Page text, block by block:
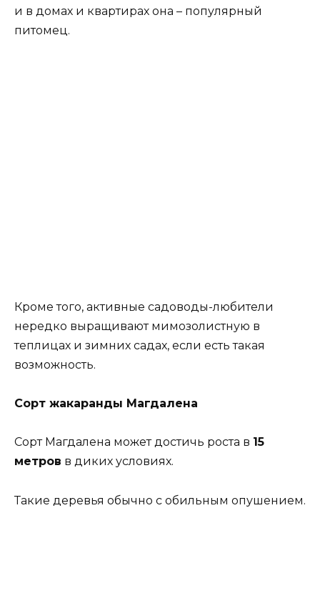
и в домах и квартирах она – популярный
питомец.
Кроме того, активные садоводы-любители
нередко выращивают мимозолистную в
теплицах и зимних садах, если есть такая
возможность.
Сорт жакаранды Магдалена
Сорт Магдалена может достичь роста в 15
метров в диких условиях.
Такие деревья обычно с обильным опушением.